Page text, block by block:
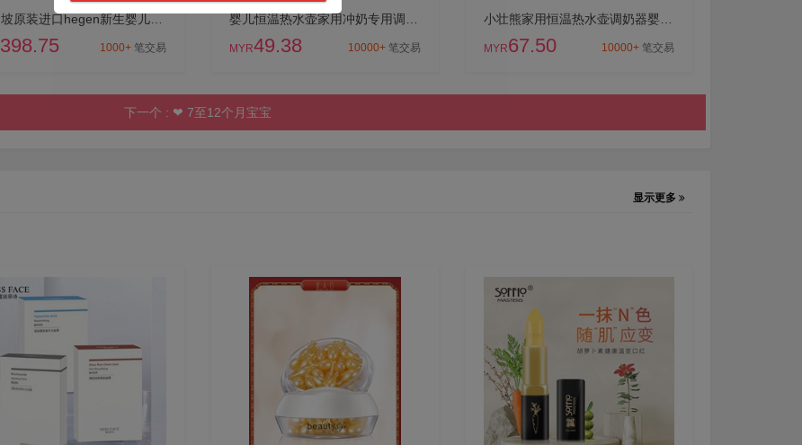
新加坡原装进口hegen新生婴儿多功能PPSU奶瓶礼盒一大一小储存盖
398.75 1000+ 笔交易 MYR49.38 10000+笔交易
小壮熊家用恒温热水壶调奶器婴儿冲奶智能烧水保温泡奶机专用温奶
MYR67.50 10000+ 笔交易
下一个 : ❤ 7至12个月宝宝
显示更多